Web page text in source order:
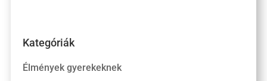
Kategóriák
Élmények gyerekeknek